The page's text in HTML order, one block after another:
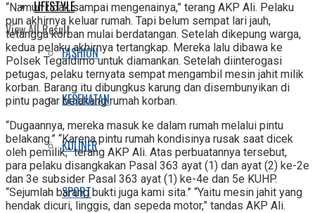
View All Result
LIFESTYLE
FASHION
KESEHATAN
KULINER
SPORT
“Namun tidak sampai mengenainya,” terang AKP Ali. Pelaku
pun akhirnya keluar rumah. Tapi belum sempat lari jauh,
tetangga korban mulai berdatangan. Setelah dikepung warga,
kedua pelaku akhirnya tertangkap. Mereka lalu dibawa ke
Polsek Tegaldimo untuk diamankan. Setelah diinterogasi
petugas, pelaku ternyata sempat mengambil mesin jahit milik
korban. Barang itu dibungkus karung dan disembunyikan di
pintu pagar belakang rumah korban.
“Dugaannya, mereka masuk ke dalam rumah melalui pintu
belakang.” “Karena pintu rumah kondisinya rusak saat dicek
oleh pemilik,” terang AKP Ali. Atas perbuatannya tersebut,
para pelaku disangkakan Pasal 363 ayat (1) dan ayat (2) ke-2e
dan 3e subsider Pasal 363 ayat (1) ke-4e dan 5e KUHP.
“Sejumlah barang bukti juga kami sita.” “Yaitu mesin jahit yang
hendak dicuri, linggis, dan sepeda motor,” tandas AKP Ali.